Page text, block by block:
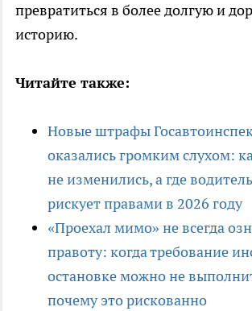
превратиться в более долгую и
историю.
Читайте также:
Новые штрафы
оказались громким слухом:
не изменились, а где
рискует правами в 2026 году
«Проехал мимо» не всегда
правоту: когда требование
остановке можно не
почему это рискованно